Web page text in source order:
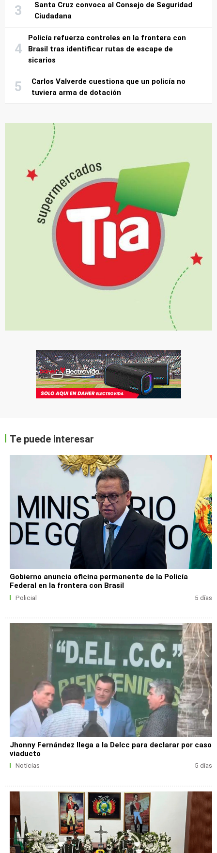
Santa Cruz convoca al Consejo de Seguridad
Ciudadana
Policía refuerza controles en la frontera con
Brasil tras identificar rutas de escape de
sicarios
Carlos Valverde cuestiona que un policía no
tuviera arma de dotación
Te puede interesar
Gobierno anuncia oficina permanente de la Policía
Federal en la frontera con Brasil
Policial 5 días
Jhonny Fernández llega a la Delcc para declarar por caso
viaducto
Noticias 5 días